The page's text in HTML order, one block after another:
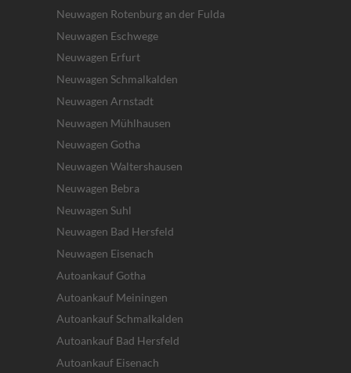
Neuwagen Rotenburg an der Fulda
Neuwagen Eschwege
Neuwagen Erfurt
Neuwagen Schmalkalden
Neuwagen Arnstadt
Neuwagen Mühlhausen
Neuwagen Gotha
Neuwagen Waltershausen
Neuwagen Bebra
Neuwagen Suhl
Neuwagen Bad Hersfeld
Neuwagen Eisenach
Autoankauf Gotha
Autoankauf Meiningen
Autoankauf Schmalkalden
Autoankauf Bad Hersfeld
Autoankauf Eisenach